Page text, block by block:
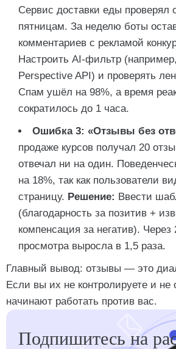
Сервис доставки еды проверял
пятницам. За неделю боты
комментариев с рекламой
Настроить AI-фильтр
Perspective API) и проверять
Спам ушёл на 98%, а время
сократилось до 1 часа.
Ошибка 3: «Отзывы без
продаже курсов получал 20
отвечал ни на один.
на 18%, так как пользователи
страницу. Решение: Ввести
(благодарность за позитив +
компенсация за негатив). Через
просмотра выросла в 1,5 раза.
Главный вывод: отзывы — это
Если вы их не контролируете и не
начинают работать против вас.
Подпишитесь на